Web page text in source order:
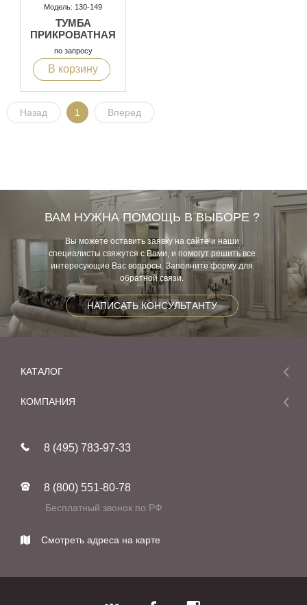
Модель: 130-149
ТУМБА
ПРИКРОВАТНАЯ
по запросу
В корзину
Назад 1 Вперед
ВАМ НУЖНА ПОМОЩЬ В ВЫБОРЕ ?
Вы можете оставить заявку на сайте и наши
специалисты свяжутся с Вами, и помогут решить все
интересующие Вас вопросы. Заполните форму для
обратной связи.
НАПИСАТЬ КОНСУЛЬТАНТУ
КАТАЛОГ
Мебель
Новинки
Фабрики
КОМПАНИЯ
Реставрация
Контакты
8 (495) 783-97-33
8 (800) 551-80-78
Бесплатный звонок по РФ
Смотреть адреса на карте